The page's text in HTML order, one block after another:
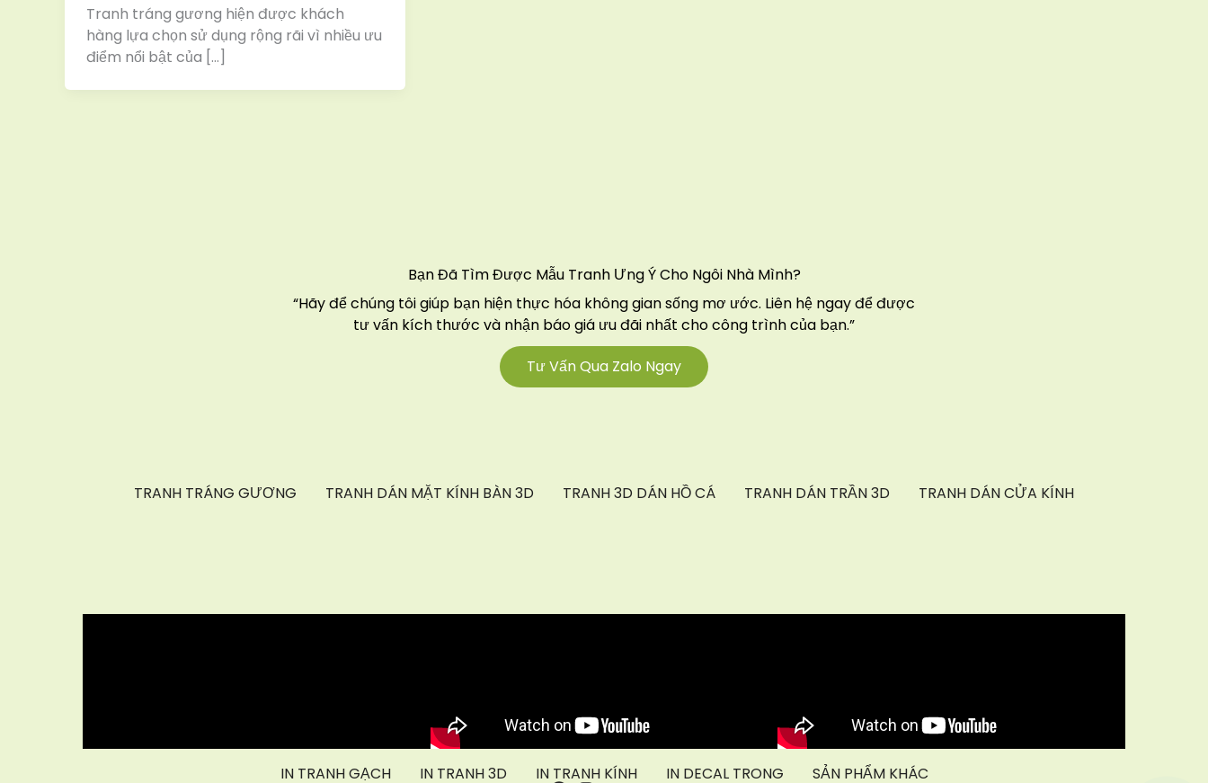
Tranh tráng gương hiện được khách
hàng lựa chọn sử dụng rộng rãi vì nhiều ưu
điểm nổi bật của […]
Bạn Đã Tìm Được Mẫu Tranh Ưng Ý Cho Ngôi Nhà Mình?
“Hãy để chúng tôi giúp bạn hiện thực hóa không gian sống mơ ước. Liên hệ ngay để được
tư vấn kích thước và nhận báo giá ưu đãi nhất cho công trình của bạn.”
Tư Vấn Qua Zalo Ngay
TRANH TRÁNG GƯƠNG TRANH DÁN MẶT KÍNH BÀN 3D TRANH 3D DÁN HỒ CÁ TRANH DÁN TRẦN 3D TRANH DÁN CỬA KÍNH
IN TRANH GẠCH IN TRANH 3D IN TRANH KÍNH IN DECAL TRONG SẢN PHẨM KHÁC